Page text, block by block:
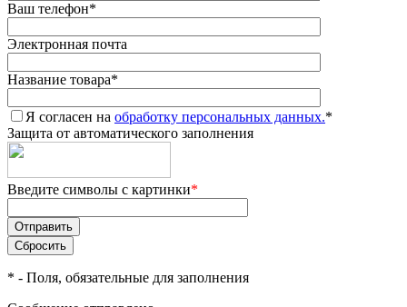
Ваш телефон*
Электронная почта
Название товара*
Я согласен на обработку персональных данных.*
Защита от автоматического заполнения
Введите символы с картинки*
* - Поля, обязательные для заполнения